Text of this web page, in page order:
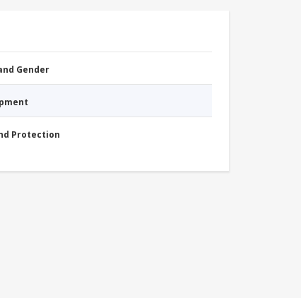
Gender
Protection